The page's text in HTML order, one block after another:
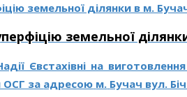
земельної ділянки в м.
земельної
Євстахівні на виготовлення
ОСГ за адресою м. Бучач вул.